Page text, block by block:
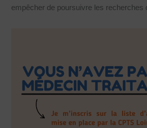
empêcher de poursuivre les recherches